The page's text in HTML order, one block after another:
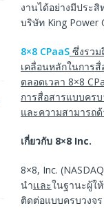
งานได้อย่างมีประ
บริษัท King Power
8×8 CPaaSซึ่งรวม
เคลื่อนหลักในการ
ตลอดเวลา 8×8
การสื่อสารแบบครบ
และความสามารถ
เกี่ยวกับ 8×8 Inc.
8×8, Inc.
นำเเละในฐานะผู้ใ
ติดต่อแบบครบวงจ